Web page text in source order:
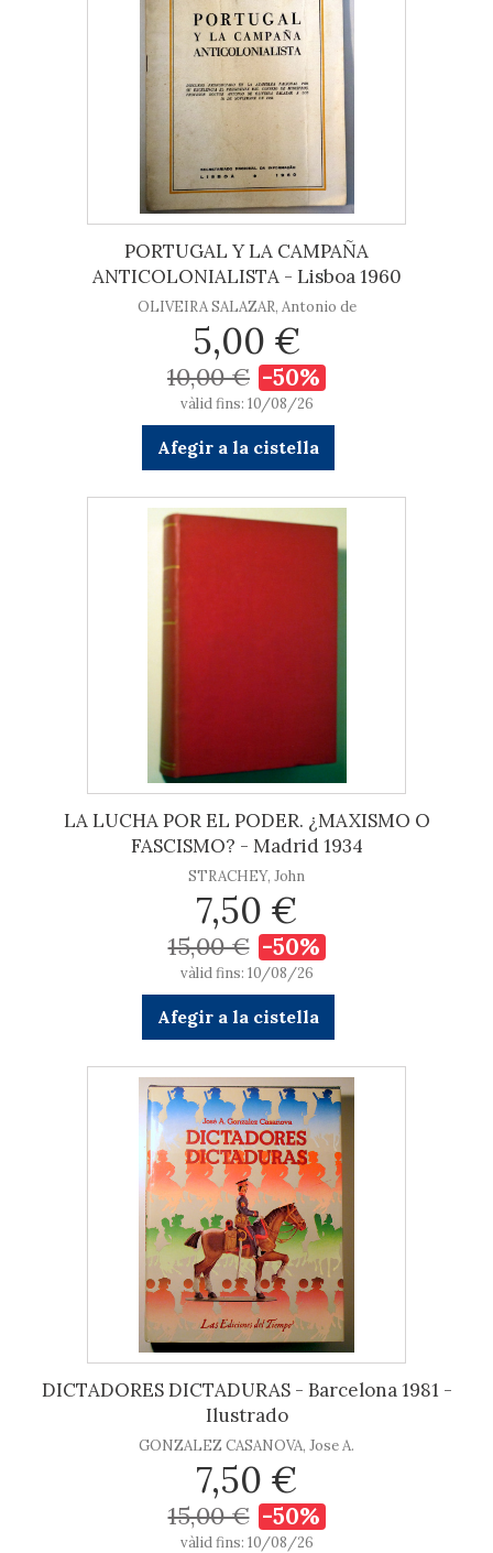
PORTUGAL Y LA CAMPAÑA
ANTICOLONIALISTA - Lisboa 1960
OLIVEIRA SALAZAR, Antonio de
5,00 €
10,00 € -50%
vàlid fins: 10/08/26
Afegir a la cistella
LA LUCHA POR EL PODER. ¿MAXISMO O
FASCISMO? - Madrid 1934
STRACHEY, John
7,50 €
15,00 € -50%
vàlid fins: 10/08/26
Afegir a la cistella
DICTADORES DICTADURAS - Barcelona 1981 -
Ilustrado
GONZALEZ CASANOVA, Jose A.
7,50 €
15,00 € -50%
vàlid fins: 10/08/26